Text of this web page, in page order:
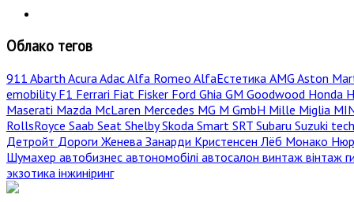
Облако тегов
911 Abarth Acura AdacAlfa Romeo AlfaЕстетика AMG Aston
emobilityF1 Ferrari Fiat Fisker Ford Ghia GM Goodwood Honda
Maserati Mazda McLaren Mercedes MG M GmbH Mille Miglia
RollsRoyce Saab Seat ShelbySkoda Smart SRT Subaru Suzuki
Детройт Дороги Женева Занарди Кристенсен Лёб Монако
Шумахер автобизнес автономобілі автосалон винтаж вінтаж
экзотика інжиніринг